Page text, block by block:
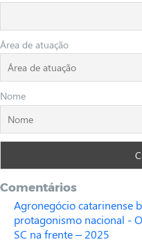
Área de atuação
Nome
Comentários
Agronegócio catarinense
protagonismo nacional -
SC na frente – 2025